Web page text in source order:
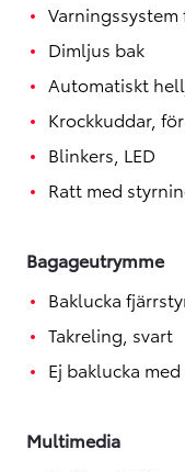
Varningssystem
Dimljus bak
Automatiskt
Krockkuddar,
Blinkers, LED
Ratt med
Bagageutrymme
Baklucka
Takreling, svart
Ej baklucka
Multimedia